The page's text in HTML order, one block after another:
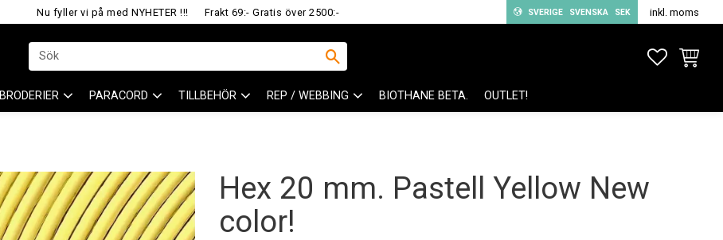
Nu fyller vi på med NYHETER !!! Frakt 69:- Gratis över 2500:- SVERIGE SVENSKA SEK inkl. moms
BRODERIER PARACORD TILLBEHÖR REP / WEBBING BIOTHANE BETA. OUTLET!
Hex 20 mm. Pastell Yellow New
color!